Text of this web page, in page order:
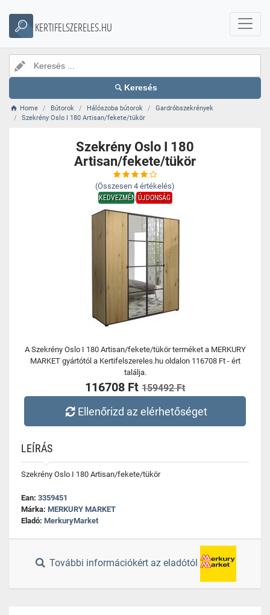
KERTIFELSZERELES.HU
Keresés
Home Bútorok Hálószoba bútorok
Gardróbszekrények
Szekrény Oslo I 180 Artisan/fekete/tükör
Szekrény Oslo I 180
Artisan/fekete/tükör
(Összesen 4 értékelés)
KEDVEZMÉNYÚJDONSÁG
A Szekrény Oslo I 180 Artisan/fekete/tükör terméket a MERKURY
MARKET gyártótól a Kertifelszereles.hu oldalon 116708 Ft - ért
találja.
116708 Ft 159492 Ft
Ellenőrizd az elérhetőséget
LEÍRÁS
Szekrény Oslo I 180 Artisan/fekete/tükör
Ean: 3359451
Márka: MERKURY MARKET
Eladó: MerkuryMarket
További információkért az eladótól